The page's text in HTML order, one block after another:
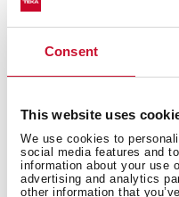
Consent
This website uses
We use cookies to
social media features and
information about your use
advertising and analytics
other information that
Soap dispenser PVD